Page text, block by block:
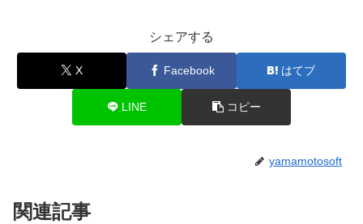
シェアする
X Facebook はてブ
LINE コピー
yamamotosoft
関連記事